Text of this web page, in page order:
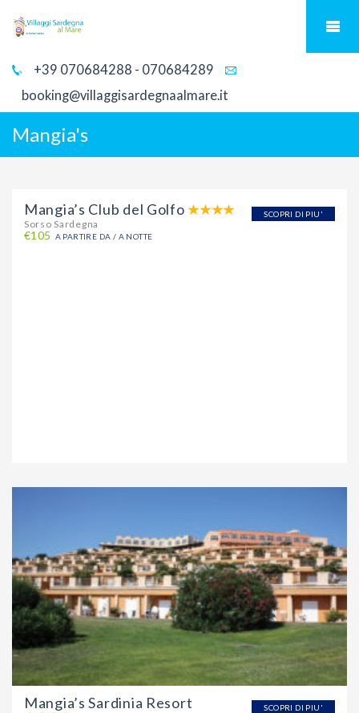
+39 070684288 - 070684289
booking@villaggisardegnaalmare.it
Mangia's
SCOPRI DI PIU'
Mangia’s Club del Golfo
Sorso Sardegna
€105 A PARTIRE DA / A NOTTE
SCOPRI DI PIU'
Mangia’s Sardinia Resort